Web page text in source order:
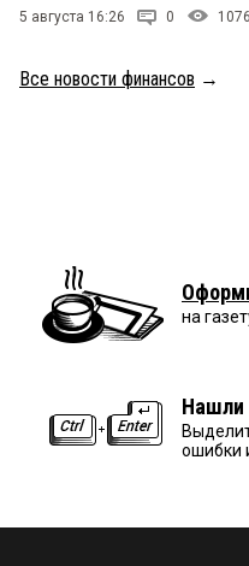
5 августа 16:26 0 1076
Все новости финансов →
на
Нашли
ошибки